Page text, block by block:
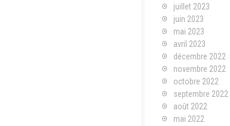
juillet 2023
juin 2023
mai 2023
avril 2023
décembre 2022
novembre 2022
octobre 2022
septembre 2022
août 2022
mai 2022